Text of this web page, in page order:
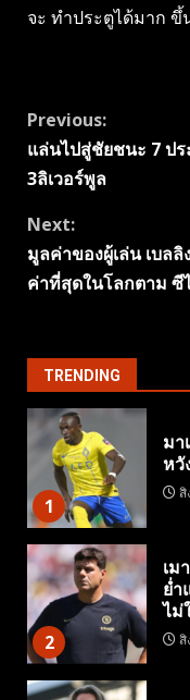
จะ ทําประตูได้มาก
Continue
Reading
Previous:
แล่นไปสู่ชัยชนะ 7 ป
3ลิเวอร์พูล
Next:
มูลค่าของผู้เล่น เบล
ค่าที่สุดในโลกตาม ซี
TRENDING
1
มา
หวั
สิ
2
เม
ย่ำ
ไม่
สิ